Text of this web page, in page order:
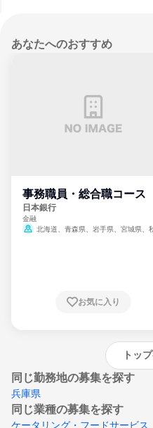
あなたへのおすすめ
事務職員・総合職コース
日本銀行
金融
北海道、青森県、岩手県、宮城県、
崎県、熊本県、大分県、宮崎県、鹿児島
お気に入り
トッ
同じ勤務地の募集を探す
兵庫県
同じ業種の募集を探す
ケータリング・フードサービス